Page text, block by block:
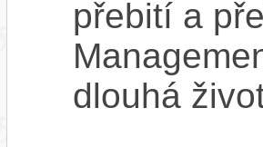
přebití a
dlouhá